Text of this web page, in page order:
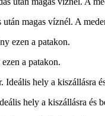
magas víznél. A
a patakon.
hely a kiszállásra és